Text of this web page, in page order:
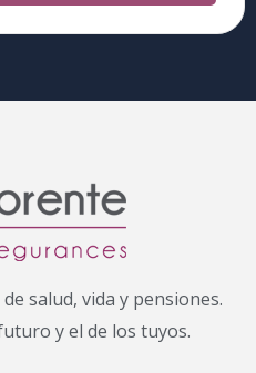
salud, vida y pensiones.
y el de los tuyos.